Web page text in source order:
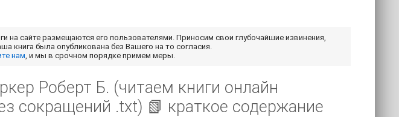
на сайте размещаются его пользователями. Приносим свои глубочайшие извинения,
книга была опубликована без Вашего на то согласия.
нам , и мы в срочном порядке примем меры.
Роберт Б. (читаем книги онлайн
сокращений .txt) 📗 краткое содержание